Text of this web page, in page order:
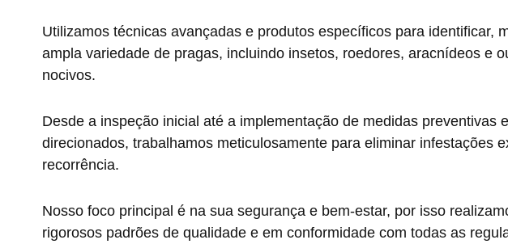
Utilizamos técnicas avançadas e produtos específicos para identificar,
ampla variedade de pragas, incluindo insetos, roedores, aracnídeos e
nocivos.
Desde a inspeção inicial até a implementação de medidas preventivas
direcionados, trabalhamos meticulosamente para eliminar infestações
recorrência.
Nosso foco principal é na sua segurança e bem-estar, por isso
rigorosos padrões de qualidade e em conformidade com todas as